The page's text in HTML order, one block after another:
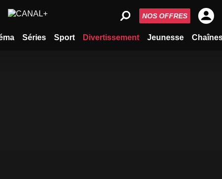
Séries Sport Divertissement Jeunesse
NOS OFFRES